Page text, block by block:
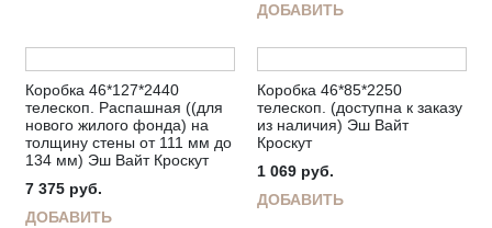
ДОБАВИТЬ
Коробка 46*127*2440
телескоп. Распашная ((для
нового жилого фонда) на
толщину стены от 111 мм до
134 мм) Эш Вайт Кроскут
7 375 руб.
ДОБАВИТЬ
Коробка 46*85*2250
телескоп. (доступна к заказу
из наличия) Эш Вайт
Кроскут
1 069 руб.
ДОБАВИТЬ